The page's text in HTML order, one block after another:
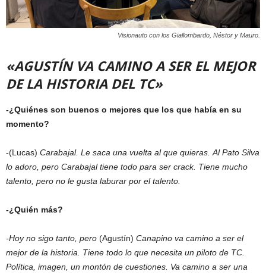
Visionauto con los Giallombardo, Néstor y Mauro.
«AGUSTÍN VA CAMINO A SER EL MEJOR
DE LA HISTORIA DEL TC»
-¿Quiénes son buenos o mejores que los que había en su
momento?
-(Lucas) Carabajal. Le saca una vuelta al que quieras. Al Pato Silva
lo adoro, pero Carabajal tiene todo para ser crack. Tiene mucho
talento, pero no le gusta laburar por el talento.
-¿Quién más?
-Hoy no sigo tanto, pero (Agustín) Canapino va camino a ser el
mejor de la historia. Tiene todo lo que necesita un piloto de TC.
Política, imagen, un montón de cuestiones. Va camino a ser una